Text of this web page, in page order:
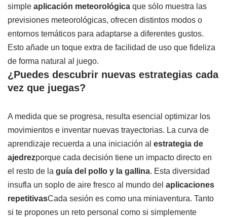
simple aplicación meteorológica que sólo muestra las
previsiones meteorológicas, ofrecen distintos modos o
entornos temáticos para adaptarse a diferentes gustos.
Esto añade un toque extra de facilidad de uso que fideliza
de forma natural al juego.
¿Puedes descubrir nuevas estrategias cada
vez que juegas?
A medida que se progresa, resulta esencial optimizar los
movimientos e inventar nuevas trayectorias. La curva de
aprendizaje recuerda a una iniciación al estrategia de
ajedrezporque cada decisión tiene un impacto directo en
el resto de la guía del pollo y la gallina. Esta diversidad
insufla un soplo de aire fresco al mundo del aplicaciones
repetitivasCada sesión es como una miniaventura. Tanto
si te propones un reto personal como si simplemente